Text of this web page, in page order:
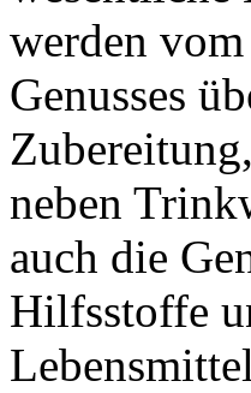
werden
Genusses
neben
auch die
Hilfsstoffe